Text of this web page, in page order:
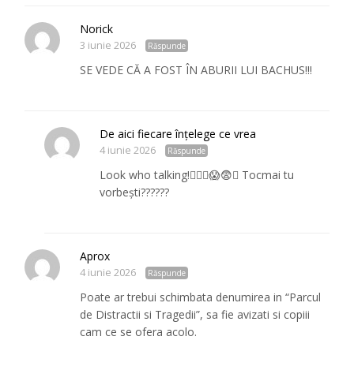
Norick
3 iunie 2026 Răspunde
SE VEDE CĂ A FOST ÎN ABURII LUI BACHUS!!!
De aici fiecare înțelege ce vrea
4 iunie 2026 Răspunde
Look who talking!😵‍💫🥴😱😨💩 Tocmai tu
vorbești??????
Aprox
4 iunie 2026 Răspunde
Poate ar trebui schimbata denumirea in “Parcul
de Distractii si Tragedii”, sa fie avizati si copiii
cam ce se ofera acolo.